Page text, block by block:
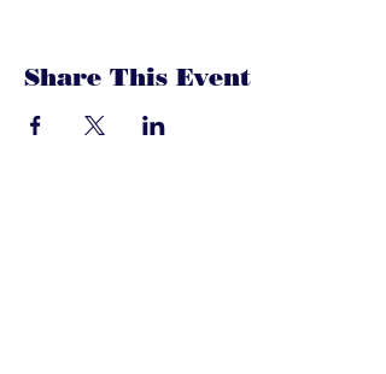
Share This Event